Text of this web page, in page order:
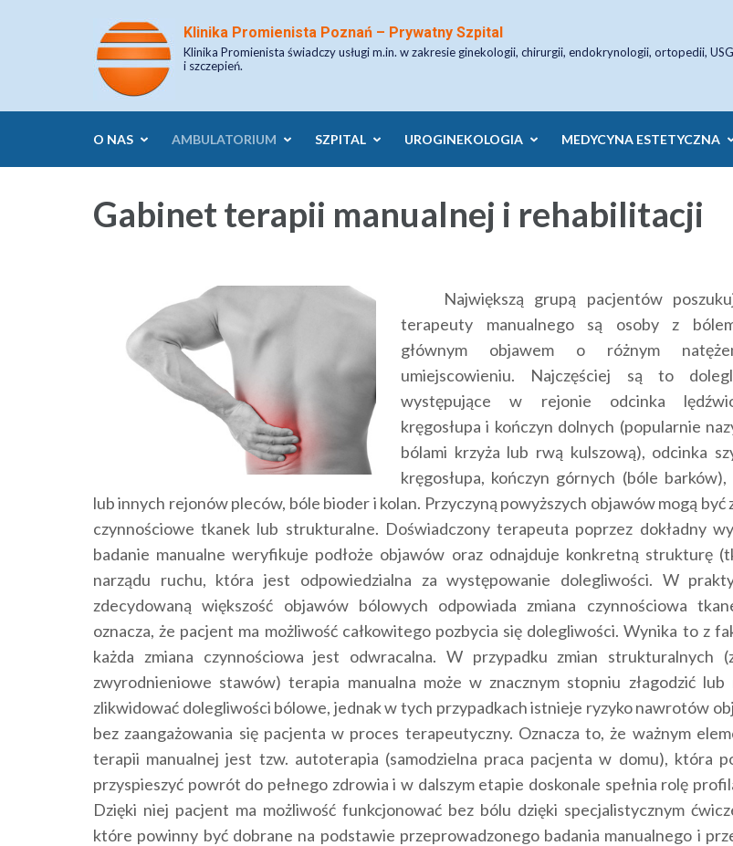
Enter)
Klinika Promienista Poznań – Prywatny Szpital
Klinika Promienista świadczy usługi m.in. w zakresie ginekologii, chirurgii, endokrynologii, ortopedii,
i szczepień.
O NAS AMBULATORIUM SZPITAL UROGINEKOLOGIA MEDYCYNA ESTETYCZNA
Gabinet terapii manualnej i rehabilitacji
Największą grupą pacjentów
terapeuty manualnego są osoby z
głównym objawem o różnym
umiejscowieniu. Najczęściej są to
występujące w rejonie odcinka
kręgosłupa i kończyn dolnych (popularnie
bólami krzyża lub rwą kulszową), odcinka
kręgosłupa, kończyn górnych (bóle barków),
lub innych rejonów pleców, bóle bioder i kolan. Przyczyną powyższych objawów mogą być
czynnościowe tkanek lub strukturalne. Doświadczony terapeuta poprzez dokładny
badanie manualne weryfikuje podłoże objawów oraz odnajduje konkretną strukturę
narządu ruchu, która jest odpowiedzialna za występowanie dolegliwości. W
zdecydowaną większość objawów bólowych odpowiada zmiana czynnościowa
oznacza, że pacjent ma możliwość całkowitego pozbycia się dolegliwości. Wynika to z
każda zmiana czynnościowa jest odwracalna. W przypadku zmian strukturalnych
zwyrodnieniowe stawów) terapia manualna może w znacznym stopniu złagodzić lub
zlikwidować dolegliwości bólowe, jednak w tych przypadkach istnieje ryzyko nawrotów
bez zaangażowania się pacjenta w proces terapeutyczny. Oznacza to, że ważnym
terapii manualnej jest tzw. autoterapia (samodzielna praca pacjenta w domu), która
przyspieszyć powrót do pełnego zdrowia i w dalszym etapie doskonale spełnia rolę
Dzięki niej pacjent ma możliwość funkcjonować bez bólu dzięki specjalistycznym
które powinny być dobrane na podstawie przeprowadzonego badania manualnego i